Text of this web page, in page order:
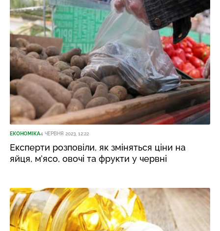
ЕКОНОМІКА4 ЧЕРВНЯ 2023, 12:22
Експерти розповіли, як зміняться ціни на
яйця, м’ясо, овочі та фрукти у червні